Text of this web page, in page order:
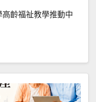
齡福祉教學推動中